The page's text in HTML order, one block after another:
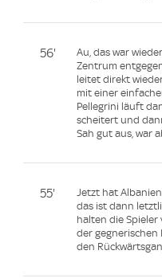
56'
Au, das war
Zentrum
leitet direkt
mit einer
Pellegrini läuft
scheitert und
Sah gut aus, war
55'
Jetzt hat
das ist dann
halten die Spieler
der
den